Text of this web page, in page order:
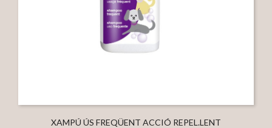
XAMPÚ ÚS FREQÜENT ACCIÓ REPEL.LENT